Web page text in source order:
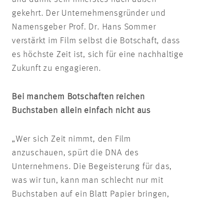
gekehrt. Der Unternehmensgründer und
Namensgeber Prof. Dr. Hans Sommer
verstärkt im Film selbst die Botschaft, dass
es höchste Zeit ist, sich für eine nachhaltige
Zukunft zu engagieren.
Bei manchem Botschaften reichen
Buchstaben allein einfach nicht aus
„Wer sich Zeit nimmt, den Film
anzuschauen, spürt die DNA des
Unternehmens. Die Begeisterung für das,
was wir tun, kann man schlecht nur mit
Buchstaben auf ein Blatt Papier bringen,